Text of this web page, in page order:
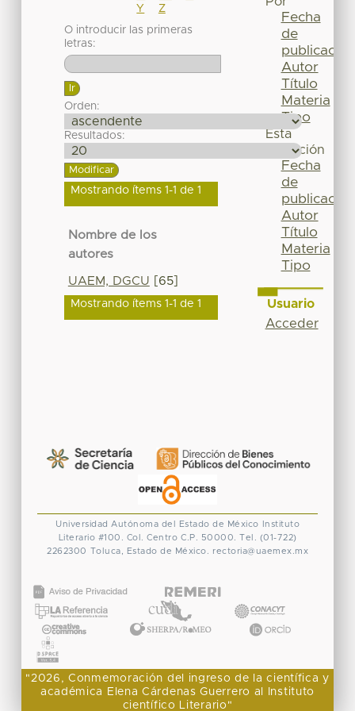
Y
Z
O introducir las primeras
letras:
Orden:
Resultados:
Mostrando ítems 1-1 de 1
Nombre de los
autores
UAEM, DGCU [65]
Mostrando ítems 1-1 de 1
Fecha
de
publicación
Autor
Título
Materia
Tipo
Esta
colección
Fecha
de
publicación
Autor
Título
Materia
Tipo
Usuario
Acceder
Universidad Autónoma del Estado de México
Instituto
Literario #100. Col. Centro C.P. 50000. Tel. (01-722)
2262300 Toluca, Estado de México. rectoria@uaemex.mx
"2026, Conmemoración del ingreso de la científica y
académica Elena Cárdenas Guerrero al Instituto
científico Literario"